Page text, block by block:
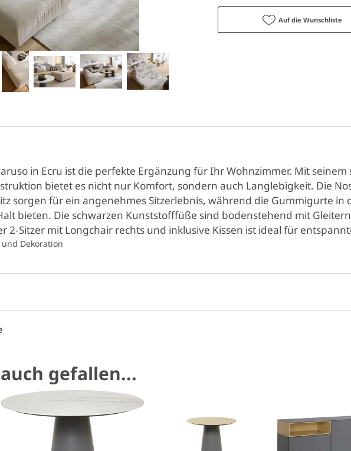
Auf die Wunschliste
in Ecru ist die perfekte Ergänzung für Ihr Wohnzimmer. Mit
bietet es nicht nur Komfort, sondern auch Langlebigkeit. Die
sorgen für ein angenehmes Sitzerlebnis, während die Gummigurte in
bieten. Die schwarzen Kunststofffüße sind bodenstehend mit
2-Sitzer mit Longchair rechts und inklusive Kissen ist ideal für
Dekoration
gefallen...